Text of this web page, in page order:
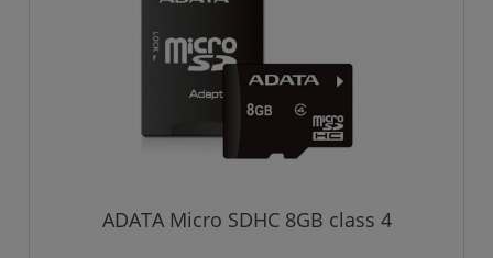
ADATA Micro SDHC 8GB class 4